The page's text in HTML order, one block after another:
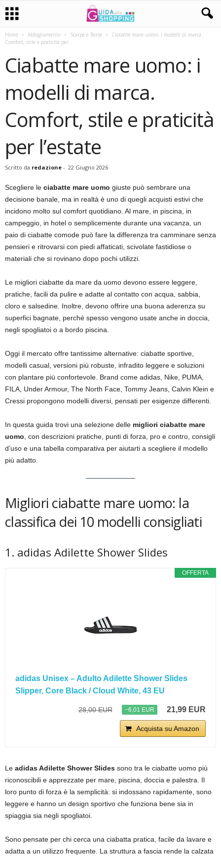
Home Abbigliamento Scarpe e Borse
Ciabatte mare uomo: i modelli di marca.
Comfort, stile e praticità per...
Ciabatte mare uomo: i
modelli di marca.
Comfort, stile e praticità
per l’estate
Scritto da redazione - 22 Giugno 2026
Scegliere le ciabatte mare uomo giuste può sembrare una
decisione banale, ma in realtà è uno di quegli acquisti estivi che
incidono molto sul comfort quotidiano. Al mare, in piscina, in
campeggio, in hotel o semplicemente durante una vacanza, un
paio di ciabatte comode può fare la differenza tra camminare senza
pensieri e ritrovarsi con piedi affaticati, scivolate fastidiose o
materiali che si rovinano dopo pochi utilizzi.
Le migliori ciabatte da mare da uomo devono essere leggere,
pratiche, facili da pulire e adatte al contatto con acqua, sabbia,
cloro e salsedine. Inoltre, devono offrire una buona aderenza su
superfici bagnate, perché spesso vengono usate anche in doccia,
negli spogliatoi o a bordo piscina.
Oggi il mercato offre tantissime alternative: ciabatte sportive,
modelli casual, versioni più robuste, infradito leggere e soluzioni
con plantare più confortevole. Brand come adidas, Nike, PUMA,
FILA, Under Armour, The North Face, Tommy Jeans, Calvin Klein e
Cressi propongono modelli diversi, pensati per esigenze differenti.
In questa guida trovi una selezione delle migliori ciabatte mare
uomo , con descrizioni pratiche, punti di forza, pro e contro, consigli
d’uso e una tabella comparativa per aiutarti a scegliere il modello
più adatto.
Migliori ciabatte mare uomo: la
classifica dei 10 modelli consigliati
1. adidas Adilette Shower Slides
OFFERTA
adidas Unisex – Adulto Adilette Shower Slides
Slipper, Core Black / Cloud White, 43 EU
28,00 EUR −6,01 EUR 21,99 EUR
Acquista su Amazon
Le adidas Adilette Shower Slides sono tra le ciabatte uomo più
riconoscibili e apprezzate per mare, piscina, doccia e palestra. Il
loro punto di forza è la semplicità: si indossano rapidamente, sono
leggere e hanno un design sportivo che funziona bene sia in
spiaggia sia negli spogliatoi.
Sono pensate per chi cerca una ciabatta pratica, facile da lavare e
adatta a un utilizzo frequente. La struttura a fascia rende la calzata